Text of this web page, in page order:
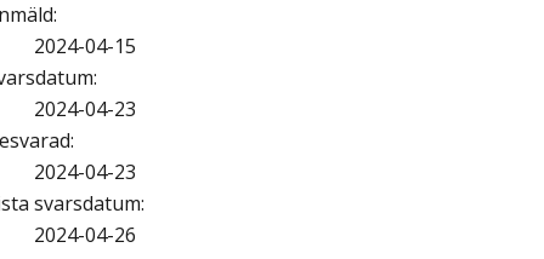
:
2024-04-15
:
2024-04-23
:
2024-04-23
svarsdatum:
2024-04-26